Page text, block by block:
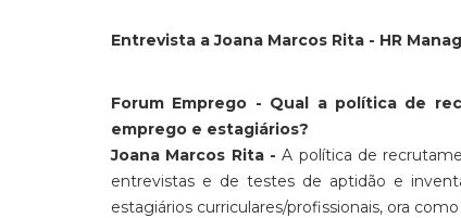
Entrevista a Joana Marcos Rita - HR
Forum Emprego - Qual a política de
emprego e estagiários?
Joana Marcos Rita - A política de
entrevistas e de testes de aptidão e
estagiários curriculares/profissionais, ora